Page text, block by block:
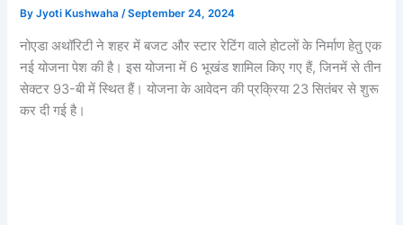
ByJyoti Kushwaha/September 24, 2024
नोएडा अथॉरिटी ने शहर में बजट और स्टार रेटिंग वाले होटलों के निर्माण हेतु एक
नई योजना पेश की है। इस योजना में 6 भूखंड शामिल किए गए हैं, जिनमें से तीन
सेक्टर 93-बी में स्थित हैं। योजना के आवेदन की प्रक्रिया 23 सितंबर से शुरू
कर दी गई है।